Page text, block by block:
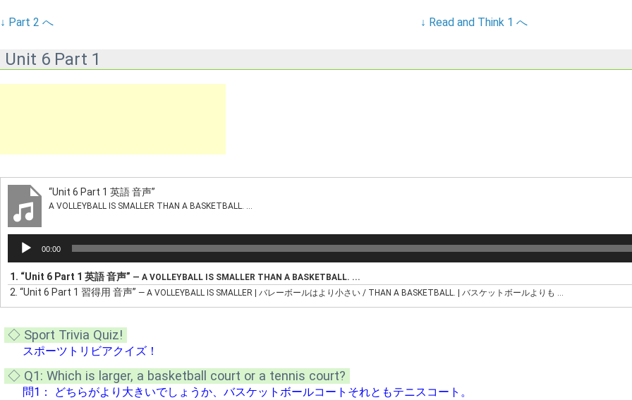
↓ Part 2 へ ↓ Read and Think 1 へ
Unit 6 Part 1
“Unit 6 Part 1 英語 音声”
A VOLLEYBALL IS SMALLER THAN A BASKETBALL. ...
プ
レ
ー
00:00
1. “Unit 6 Part 1 英語 音声” — A VOLLEYBALL IS SMALLER THAN A BASKETBALL. ...
2. “Unit 6 Part 1 習得用 音声” — A VOLLEYBALL IS SMALLER | バレーボールはより小さい / THAN A BASKETBALL. | バスケットボールよりも ...
◇ Sport Trivia Quiz!
スポーツトリビアクイズ！
◇ Q1: Which is larger, a basketball court or a tennis court?
問1： どちらがより大きいでしょうか、バスケットボールコートそれともテニスコート。